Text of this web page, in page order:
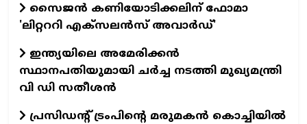
സൈജന്‍ കണിയോടിക്കലിന് ഫോമാ
'ലിറ്റററി എക്‌സലന്‍സ് അവാര്‍ഡ്'
ഇന്ത്യയിലെ അമേരിക്കൻ
സ്ഥാനപതിയുമായി ചർച്ച നടത്തി മുഖ്യമന്ത്രി
വി ഡി സതീശൻ
പ്രസിഡന്‍റ് ട്രംപിന്‍റെ മരുമകൻ കൊച്ചിയിൽ